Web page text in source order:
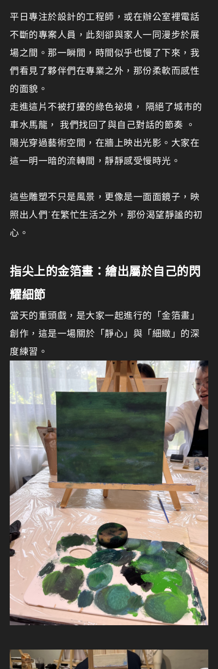
平日專注於設計的工程師，或在辦公室裡電話
不斷的專案人員，此刻卻與家人一同漫步於展
場之間。那一瞬間，時間似乎也慢了下來，我
們看見了夥伴們在專業之外，那份柔軟而感性
的面貌。
走進這片不被打擾的綠色祕境， 隔絕了城市的
車水馬龍， 我們找回了與自己對話的節奏 。
陽光穿過藝術空間，在牆上映出光影。大家在
這一明一暗的流轉間，靜靜感受慢時光。
這些雕塑不只是風景，更像是一面面鏡子，映
照出人們˙在繁忙生活之外，那份渴望靜謐的初
心。
指尖上的金箔畫：繪出屬於自己的閃
耀細節
當天的重頭戲，是大家一起進行的「金箔畫」
創作，這是一場關於「靜心」與「細緻」的深
度練習。